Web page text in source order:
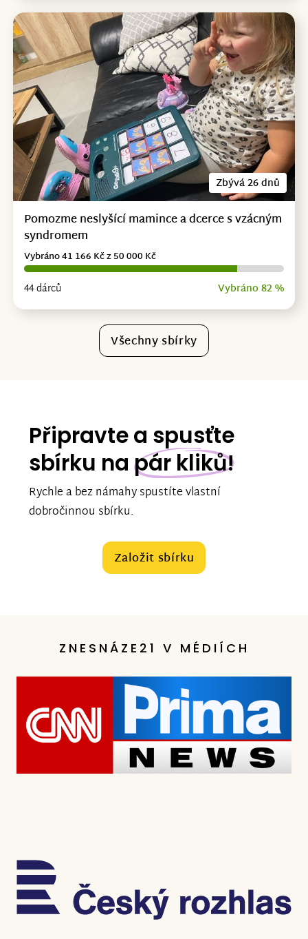
Zbývá 26 dnů
Pomozme neslyšící mamince a dcerce s vzácným
syndromem
44 dárců Vybráno 82 %
Vybráno 41 166 Kč z 50 000 Kč
Všechny sbírky
Připravte a spusťte
sbírku na pár kliků!
Rychle a bez námahy spustíte vlastní
dobročinnou sbírku.
Založit sbírku
ZNESNÁZE21 V MÉDIÍCH